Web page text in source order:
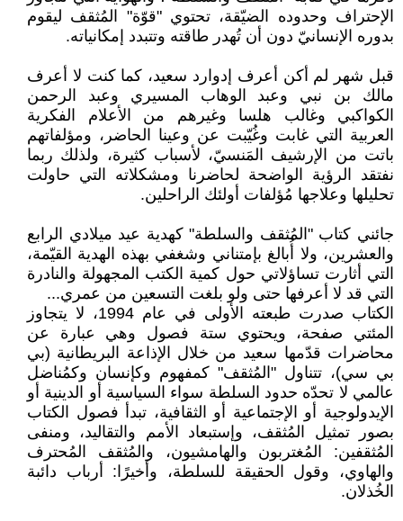
الإحتراف وحدوده الضيّقة، تحتوي "قوّة" المُثقف ليقوم
بدوره الإنسانيّ دون أن تُهدر طاقته وتتبدد إمكانياته.
قبل شهر لم أكن أعرف إدوارد سعيد، كما كنت لا أعرف
مالك بن نبي وعبد الوهاب المسيري وعبد الرحمن
الكواكبي وغالب هلسا وغيرهم من الأعلام الفكرية
العربية التي غابت وغُيّبت عن وعينا الحاضر، ومؤلفاتهم
باتت من الإرشيف المَنسيّ، لأسباب كثيرة، ولذلك ربما
نفتقد الرؤية الواضحة لحاضرنا ومشكلاته التي حاولت
تحليلها وعلاجها مُؤلفات أولئك الراحلين.
جائني كتاب "المُثقف والسلطة" كهدية عيد ميلادي الرابع
والعشرين، ولا أُبالغ بإمتناني وشغفي بهذه الهدية القيّمة،
التي أثارت تساؤلاتي حول كمية الكتب المجهولة والنادرة
التي قد لا أعرفها حتى ولو بلغت التسعين من عمري...
الكتاب صدرت طبعته الأولى في عام 1994، لا يتجاوز
المئتي صفحة، ويحتوي ستة فصول وهي عبارة عن
محاضرات قدّمها سعيد من خلال الإذاعة البريطانية (بي
بي سي)، تتناول "المُثقف" كمفهوم وكإنسان وكمُناضل
عالمي لا تحدّه حدود السلطة سواء السياسية أو الدينية أو
الإيدولوجية أو الإجتماعية أو الثقافية، تبدأ فصول الكتاب
بصور تمثيل المُثقف، وإستبعاد الأمم والتقاليد، ومنفى
المُثقفين: المُغتربون والهامشيون، والمُثقف المُحترف
والهاوي، وقول الحقيقة للسلطة، وأخيرًا: أرباب دائبة
الخُذلان.